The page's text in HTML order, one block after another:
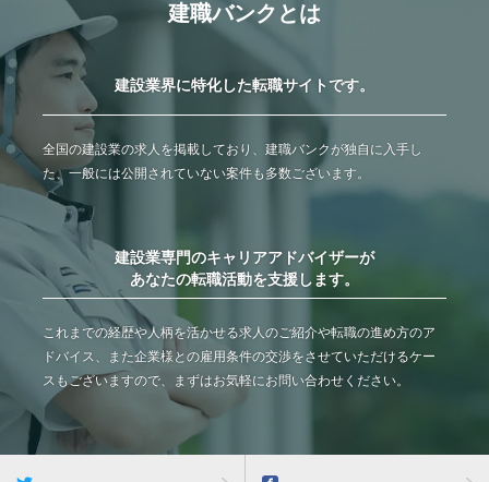
建職バンクとは
建設業界に特化した転職サイトです。
全国の建設業の求人を掲載しており、建職バンクが独自に入手し
た、一般には公開されていない案件も多数ございます。
建設業専門のキャリアアドバイザーが
あなたの転職活動を支援します。
これまでの経歴や人柄を活かせる求人のご紹介や転職の進め方のア
ドバイス、また企業様との雇用条件の交渉をさせていただけるケー
スもございますので、まずはお気軽にお問い合わせください。